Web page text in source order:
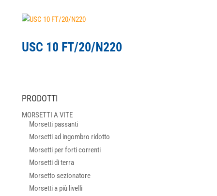
USC 10 FT/20/N220
PRODOTTI
MORSETTI A VITE
Morsetti passanti
Morsetti ad ingombro ridotto
Morsetti per forti correnti
Morsetti di terra
Morsetto sezionatore
Morsetti a più livelli